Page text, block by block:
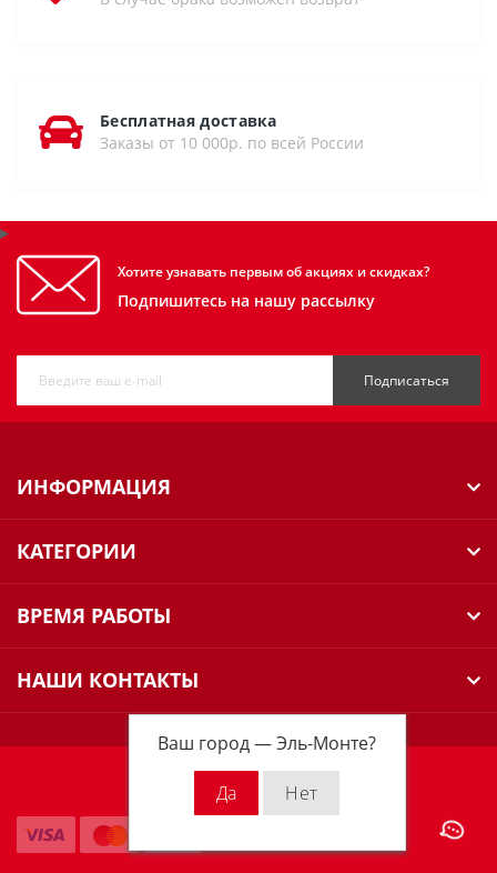
Ваш город —Эль-Монте?
Бесплатная доставка
Заказы от 10 000р. по всей России
Хотите узнавать первым об акциях и скидках?
Подпишитесь на нашу рассылку
Подписаться
ИНФОРМАЦИЯ
КАТЕГОРИИ
ВРЕМЯ РАБОТЫ
НАШИ КОНТАКТЫ
Milwaukee Russia © 2026